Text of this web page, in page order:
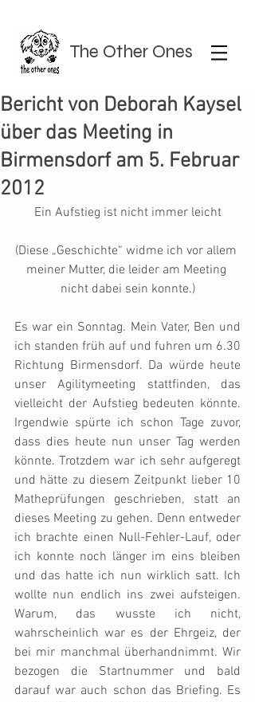
The Other Ones
Bericht von Deborah Kaysel
über das Meeting in
Birmensdorf am 5. Februar
2012
Ein Aufstieg ist nicht immer leicht
(Diese „Geschichte“ widme ich vor allem
meiner Mutter, die leider am Meeting
nicht dabei sein konnte.)
Es war ein Sonntag. Mein Vater, Ben und
ich standen früh auf und fuhren um 6.30
Richtung Birmensdorf. Da würde heute
unser Agilitymeeting stattfinden, das
vielleicht der Aufstieg bedeuten könnte.
Irgendwie spürte ich schon Tage zuvor,
dass dies heute nun unser Tag werden
könnte. Trotzdem war ich sehr aufgeregt
und hätte zu diesem Zeitpunkt lieber 10
Matheprüfungen geschrieben, statt an
dieses Meeting zu gehen. Denn entweder
ich brachte einen Null-Fehler-Lauf, oder
ich konnte noch länger im eins bleiben
und das hatte ich nun wirklich satt. Ich
wollte nun endlich ins zwei aufsteigen.
Warum, das wusste ich nicht,
wahrscheinlich war es der Ehrgeiz, der
bei mir manchmal überhandnimmt. Wir
bezogen die Startnummer und bald
darauf war auch schon das Briefing. Es